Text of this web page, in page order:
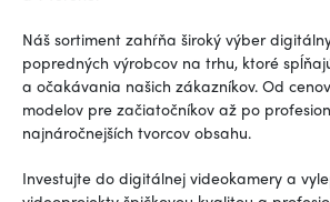
Náš sortiment zahŕňa široký výber
popredných výrobcov na trhu, ktoré
a očakávania našich zákazníkov. Od
modelov pre začiatočníkov až po
najnáročnejších tvorcov obsahu.
Investujte do digitálnej videokamery a